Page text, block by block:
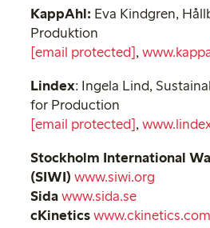
KappAhl: Eva Kindgren,
Produktion
[email protected],
Lindex: Ingela Lind,
for Production
[email protected],
Stockholm International
(SIWI) www.siwi.org
Sidawww.sida.se
cKineticswww.ckinetics.com